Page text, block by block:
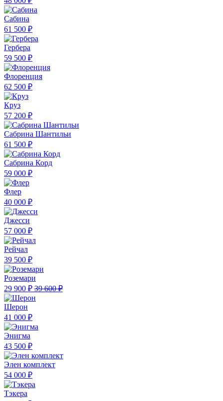
Сабина
61 500 ₽
Гербера
59 500 ₽
Флоренция
62 500 ₽
Круз
57 200 ₽
Сабрина Шантильи
61 500 ₽
Сабрина Корд
59 000 ₽
Флер
40 000 ₽
Джесси
57 000 ₽
Рейчал
39 500 ₽
Роземари
29 900 ₽ 39 600 ₽
Шерон
41 000 ₽
Энигма
43 500 ₽
Элен комплект
54 000 ₽
Тэкера